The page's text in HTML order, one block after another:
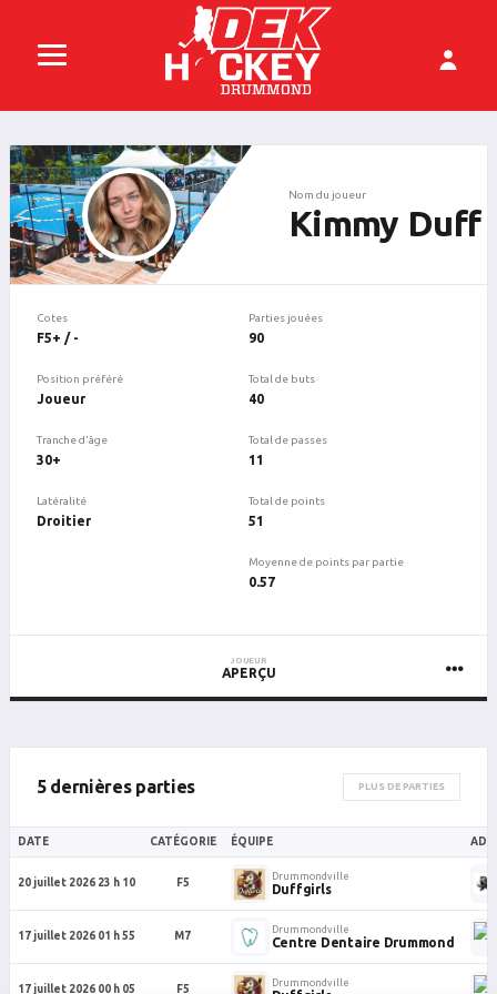
Nom du joueur
Kimmy Duff
Cotes
F5+ / -
Position préféré
Joueur
Tranche d'âge
30+
Latéralité
Droitier
Parties jouées
90
Total de buts
40
Total de passes
11
Total de points
51
Moyenne de points par partie
0.57
JOUEUR
APERÇU
5 dernières parties PLUS DE PARTIES
DATE CATÉGORIE ÉQUIPE
20 juillet 2026 23 h 10 F5
Drummondville
Duffgirls
17 juillet 2026 01 h 55 M7
Drummondville
Centre Dentaire Drummond
17 juillet 2026 00 h 05 F5
Drummondville